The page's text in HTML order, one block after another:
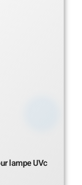
lampe UVc